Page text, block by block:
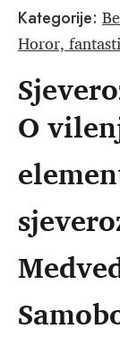
Kategorije:
Horor,
O